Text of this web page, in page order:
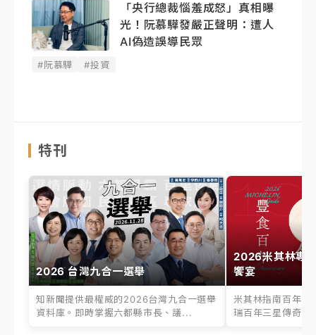
「央行總裁惱羞成怒」真相曝
光！阮慕驊發嚴正聲明： 遭人
AI偽造誤導民眾
#阮慕驊 #投資
特刊
2026 台灣九合一選舉
知新聞提供最權威的2026台灣九合一選舉
資料庫。即時掌握六都縣市長、議...
2026米其林專
饗宴
米其林指南百年之
瑞百年三星傳奇、